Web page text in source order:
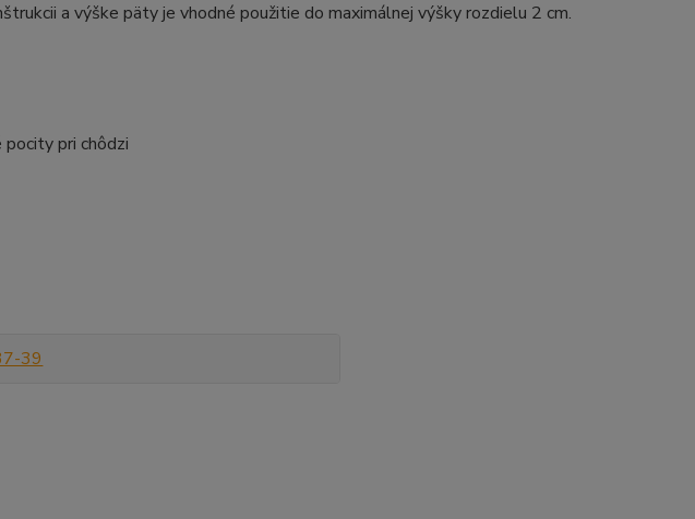
a výške päty je vhodné použitie do maximálnej výšky rozdielu 2 cm.
pri chôdzi
39